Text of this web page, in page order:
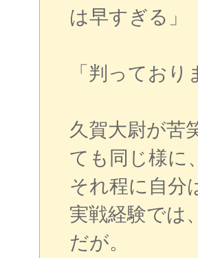
は早すぎる」
「判っており
久賀大尉が苦
ても同じ様に
それ程に自
実戦経験では
だが。